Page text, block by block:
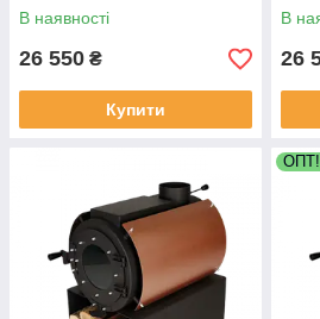
В наявності
26 550 ₴
Купити
В
26